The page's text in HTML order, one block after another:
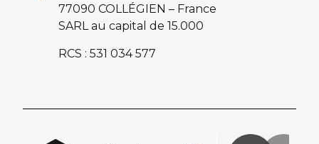
77090 COLLÉGIEN – France
SARL au capital de 15.000
RCS : 531 034 577